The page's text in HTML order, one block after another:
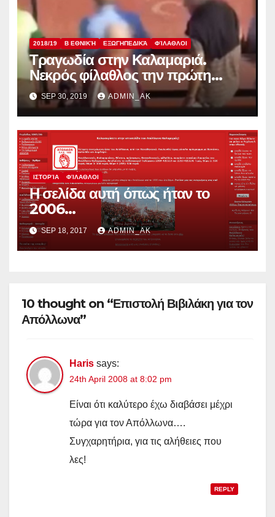
2018/19 Β ΕΘΝΙΚΉ ΕΞΩΓΗΠΕΔΙΚΆ ΦΊΛΑΘΛΟΙ
Τραγωδία στην Καλαμαριά.
Νεκρός φίλαθλος την πρώτη
αγωνιστική. Βίντεο με το τρομερό
στιγμυότυπο.
SEP 30, 2019 ADMIN_AK
ΙΣΤΟΡΊΑ ΦΊΛΑΘΛΟΙ
Η σελίδα αυτή όπως ήταν το
2006…
SEP 18, 2017 ADMIN_AK
10 thought on “Επιστολή Βιβιλάκη για τον
Απόλλωνα”
Haris says:
24th April 2008 at 8:02 pm
Είναι ότι καλύτερο έχω διαβάσει μέχρι
τώρα για τον Απόλλωνα….
Συγχαρητήρια, για τις αλήθειες που
λες!
REPLY